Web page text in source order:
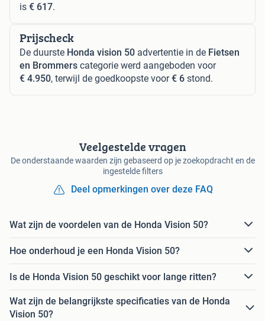
is € 617.
Prijscheck
De duurste Honda vision 50 advertentie in de Fietsen
en Brommers categorie werd aangeboden voor
€ 4.950, terwijl de goedkoopste voor€ 6 stond.
Veelgestelde vragen
De onderstaande waarden zijn gebaseerd op je zoekopdracht en de
ingestelde filters
Deel opmerkingen over deze FAQ
Wat zijn de voordelen van de Honda Vision 50?
Hoe onderhoud je een Honda Vision 50?
Is de Honda Vision 50 geschikt voor lange ritten?
Wat zijn de belangrijkste specificaties van de Honda
Vision 50?